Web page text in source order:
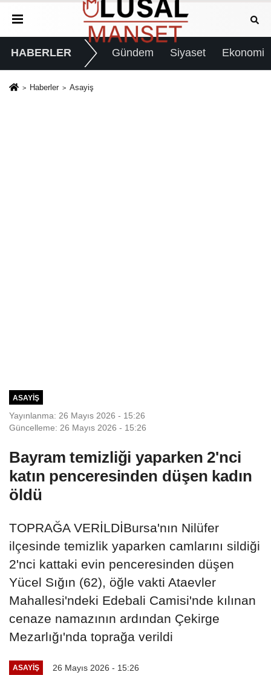
HABERLER Gündem Siyaset Ekonomi
Haberler Asayiş
ASAYIŞ
Yayınlanma: 26 Mayıs 2026 - 15:26
Güncelleme: 26 Mayıs 2026 - 15:26
Bayram temizliği yaparken 2'nci
katın penceresinden düşen kadın
öldü
TOPRAĞA VERİLDİBursa'nın Nilüfer
ilçesinde temizlik yaparken camlarını sildiği
2'nci kattaki evin penceresinden düşen
Yücel Sığın (62), öğle vakti Ataevler
Mahallesi'ndeki Edebali Camisi'nde kılınan
cenaze namazının ardından Çekirge
Mezarlığı'nda toprağa verildi
ASAYIŞ 26 Mayıs 2026 - 15:26